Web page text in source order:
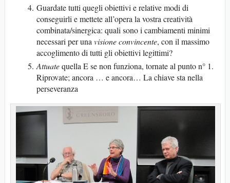
Guardate tutti quegli obiettivi e relative modi di
conseguirli e mettete all’opera la vostra creatività
combinata/sinergica: quali sono i cambiamenti minimi
necessari per una visione convincente, con il massimo
accoglimento di tutti gli obiettivi legittimi?
Attuatequella E se non funziona, tornate al punto n° 1.
Riprovate; ancora … e ancora… La chiave sta nella
perseveranza